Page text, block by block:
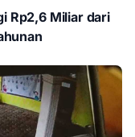
Rp2,6 Miliar dari